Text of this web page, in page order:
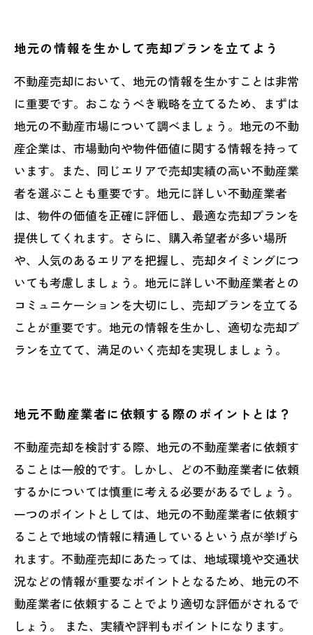
地元の情報を生かして売却プランを立てよう
不動産売却において、地元の情報を生かすことは非常
に重要です。おこなうべき戦略を立てるため、まずは
地元の不動産市場について調べましょう。地元の不動
産企業は、市場動向や物件価値に関する情報を持って
います。また、同じエリアで売却実績の高い不動産業
者を選ぶことも重要です。地元に詳しい不動産業者
は、物件の価値を正確に評価し、最適な売却プランを
提供してくれます。さらに、購入希望者が多い場所
や、人気のあるエリアを把握し、売却タイミングにつ
いても考慮しましょう。地元に詳しい不動産業者との
コミュニケーションを大切にし、売却プランを立てる
ことが重要です。地元の情報を生かし、適切な売却プ
ランを立てて、満足のいく売却を実現しましょう。
地元不動産業者に依頼する際のポイントとは？
不動産売却を検討する際、地元の不動産業者に依頼す
ることは一般的です。しかし、どの不動産業者に依頼
するかについては慎重に考える必要があるでしょう。
一つのポイントとしては、地元の不動産業者に依頼す
ることで地域の情報に精通しているという点が挙げら
れます。不動産売却にあたっては、地域環境や交通状
況などの情報が重要なポイントとなるため、地元の不
動産業者に依頼することでより適切な評価がされるで
しょう。 また、実績や評判もポイントになります。